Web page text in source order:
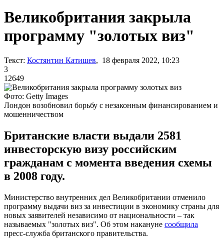
Великобритания закрыла
программу "золотых виз"
Текст: Костянтин Катишев, 18 февраля 2022, 10:23
3
12649
Фото: Getty Images
Лондон возобновил борьбу с незаконным финансированием и
мошенничеством
Британские власти выдали 2581
инвесторскую визу российским
гражданам с момента введения схемы
в 2008 году.
Министерство внутренних дел Великобритании отменило
программу выдачи виз за инвестиции в экономику страны для
новых заявителей независимо от национальности – так
называемых "золотых виз". Об этом накануне сообщила
пресс-служба британского правительства.